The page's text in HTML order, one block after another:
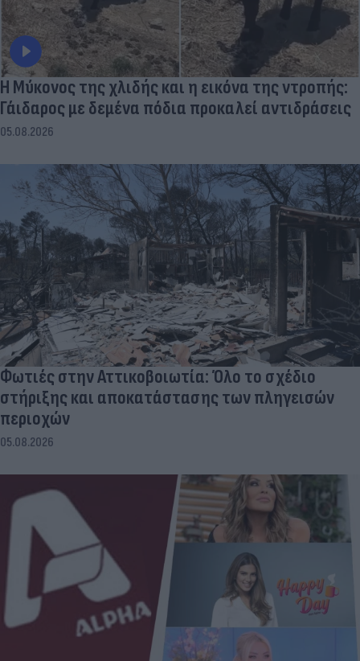
Η Μύκονος της χλιδής και η εικόνα της ντροπής:
Γάιδαρος με δεμένα πόδια προκαλεί αντιδράσεις
05.08.2026
Φωτιές στην Αττικοβοιωτία: Όλο το σχέδιο
στήριξης και αποκατάστασης των πληγεισών
περιοχών
05.08.2026